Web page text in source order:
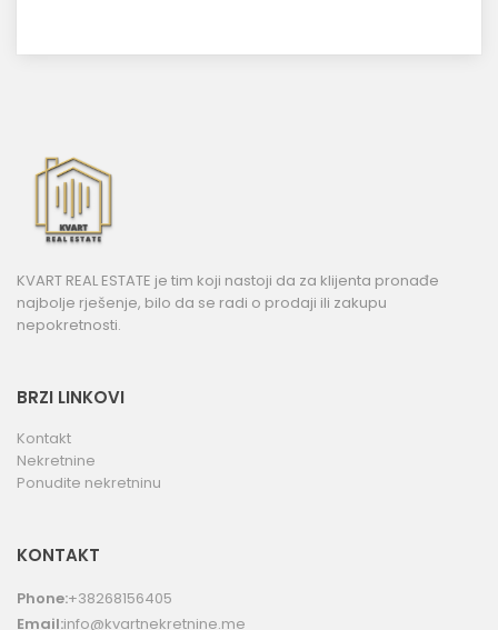
KVART REAL ESTATE je tim koji nastoji da za klijenta pronađe
najbolje rješenje, bilo da se radi o prodaji ili zakupu
nepokretnosti.
BRZI LINKOVI
Kontakt
Nekretnine
Ponudite nekretninu
KONTAKT
Phone:+38268156405
Email:info@kvartnekretnine.me